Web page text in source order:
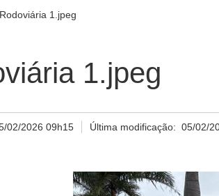
Rodoviária 1.jpeg
1.jpeg
02/2026 09h15 Última modificação:05/02/